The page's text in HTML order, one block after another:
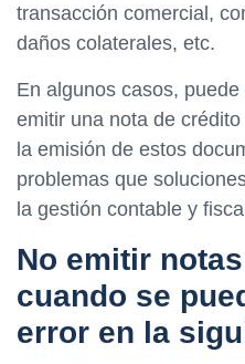
transacción comercial,
daños colaterales, etc.
En algunos casos,
emitir una nota de
la emisión de estos
problemas que
la gestión contable y
No emitir
cuando se
error en la